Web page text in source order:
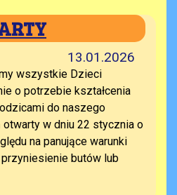
13.01.2026
wszystkie Dzieci
o potrzebie kształcenia
do naszego
w dniu 22 stycznia o
na panujące warunki
butów lub